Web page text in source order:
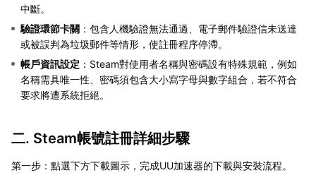
中斷。
驗證環節卡關 ：包含人機驗證無法通過、電子郵件驗證信未送達
或被誤判為垃圾郵件等情形，使註冊程序停滯。
帳戶資訊設定 ：Steam對使用者名稱與密碼設有特殊規範，例如
名稱需具唯一性、密碼須包含大小寫字母與數字組合，若不符合
要求將遭系統拒絕。
二. Steam帳號註冊詳細步驟
第一步：點選下方下載圖示，完成UU加速器的下載與安裝流程。